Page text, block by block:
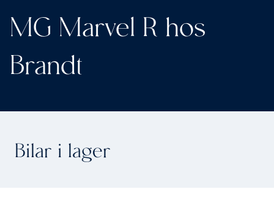
MG Marvel R hos
Brandt
Bilar i lager